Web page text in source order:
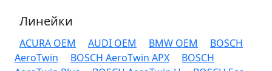
Линейки
ACURA OEM AUDI OEM BMW OEM
BOSCH
AeroTwin
BOSCH AeroTwin APX
BOSCH